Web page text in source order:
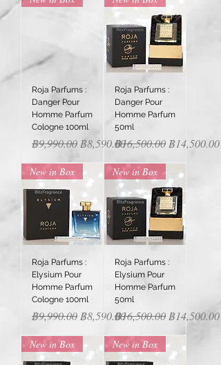
Roja Parfums :
Danger Pour
Homme Parfum
Cologne 100ml
Regular Price
฿9,990.00 Sale Price
฿8,590.00
Roja Parfums :
Danger Pour
Homme Parfum
50ml
Regular Price
฿16,500.00 Sale Price
฿14,500.00
New in Box
Roja Parfums :
Elysium Pour
Homme Parfum
Cologne 100ml
Regular Price
฿9,990.00 Sale Price
฿8,590.00
New in Box
Roja Parfums :
Elysium Pour
Homme Parfum
50ml
Regular Price
฿16,500.00 Sale Price
฿14,500.00
New in Box New in Box